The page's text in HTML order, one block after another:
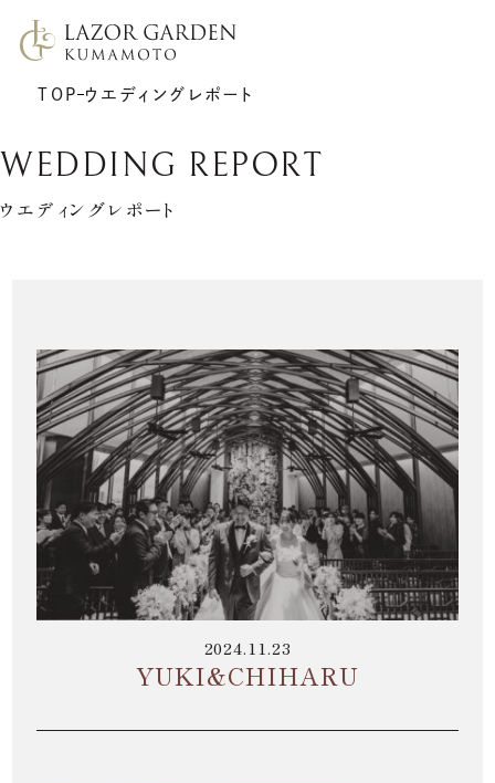
挙式
披露宴
7F リアトゥーナ
6F グラシエント
サポート
料理
衣裳
プラン
ウエディングレポート
新着情報
アクセス
ギャラリー
ゲストの皆さまへ
少人数結婚式のご案内
ご宴会・会議でのご利用
コマーシャル撮影施設貸しのご案内
TOP ウエディングレポート
WEDDING REPORT
ウエディングレポート
2024.11.23
YUKI&CHIHARU